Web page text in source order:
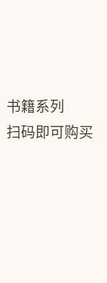
书籍系列
扫码即可购买